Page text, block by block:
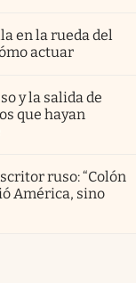
en la rueda del
actuar
y la salida de
que hayan
ruso: “Colón
América, sino